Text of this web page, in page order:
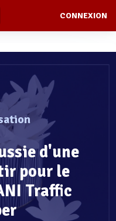
CONNEXION
d'une
pour le
Traffic